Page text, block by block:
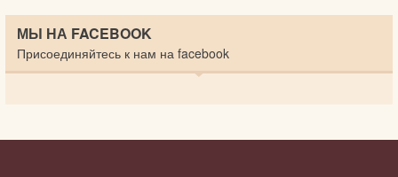
МЫ НА FACEBOOK
Присоединяйтесь к нам на facebook